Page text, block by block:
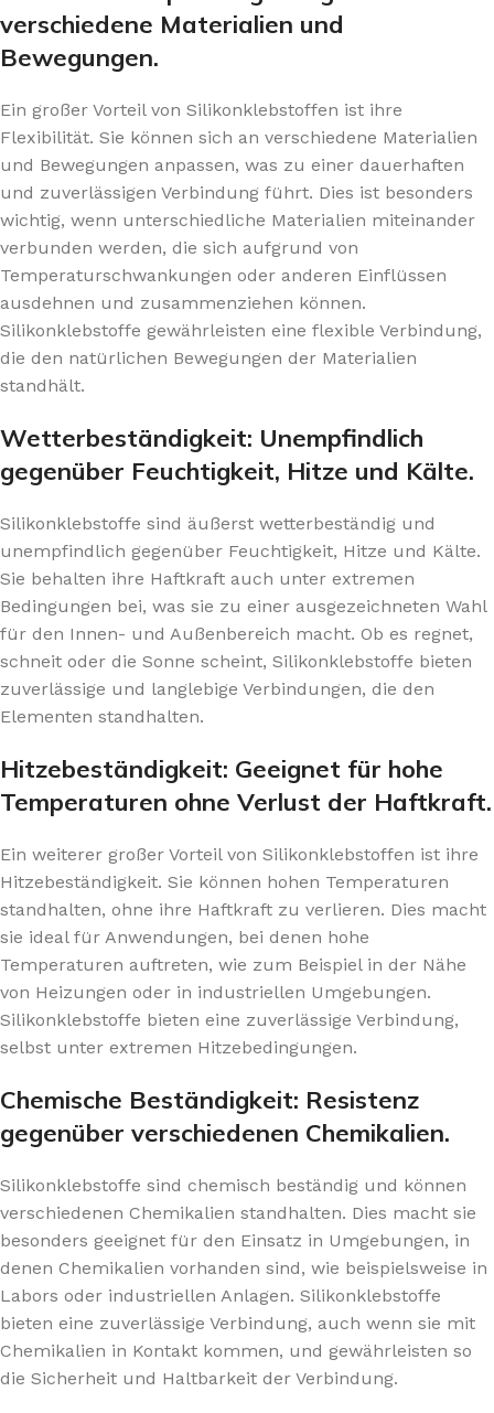
verschiedene Materialien und
Bewegungen.
Ein großer Vorteil von Silikonklebstoffen ist ihre
Flexibilität. Sie können sich an verschiedene Materialien
und Bewegungen anpassen, was zu einer dauerhaften
und zuverlässigen Verbindung führt. Dies ist besonders
wichtig, wenn unterschiedliche Materialien miteinander
verbunden werden, die sich aufgrund von
Temperaturschwankungen oder anderen Einflüssen
ausdehnen und zusammenziehen können.
Silikonklebstoffe gewährleisten eine flexible Verbindung,
die den natürlichen Bewegungen der Materialien
standhält.
Wetterbeständigkeit: Unempfindlich
gegenüber Feuchtigkeit, Hitze und Kälte.
Silikonklebstoffe sind äußerst wetterbeständig und
unempfindlich gegenüber Feuchtigkeit, Hitze und Kälte.
Sie behalten ihre Haftkraft auch unter extremen
Bedingungen bei, was sie zu einer ausgezeichneten Wahl
für den Innen- und Außenbereich macht. Ob es regnet,
schneit oder die Sonne scheint, Silikonklebstoffe bieten
zuverlässige und langlebige Verbindungen, die den
Elementen standhalten.
Hitzebeständigkeit: Geeignet für hohe
Temperaturen ohne Verlust der Haftkraft.
Ein weiterer großer Vorteil von Silikonklebstoffen ist ihre
Hitzebeständigkeit. Sie können hohen Temperaturen
standhalten, ohne ihre Haftkraft zu verlieren. Dies macht
sie ideal für Anwendungen, bei denen hohe
Temperaturen auftreten, wie zum Beispiel in der Nähe
von Heizungen oder in industriellen Umgebungen.
Silikonklebstoffe bieten eine zuverlässige Verbindung,
selbst unter extremen Hitzebedingungen.
Chemische Beständigkeit: Resistenz
gegenüber verschiedenen Chemikalien.
Silikonklebstoffe sind chemisch beständig und können
verschiedenen Chemikalien standhalten. Dies macht sie
besonders geeignet für den Einsatz in Umgebungen, in
denen Chemikalien vorhanden sind, wie beispielsweise in
Labors oder industriellen Anlagen. Silikonklebstoffe
bieten eine zuverlässige Verbindung, auch wenn sie mit
Chemikalien in Kontakt kommen, und gewährleisten so
die Sicherheit und Haltbarkeit der Verbindung.